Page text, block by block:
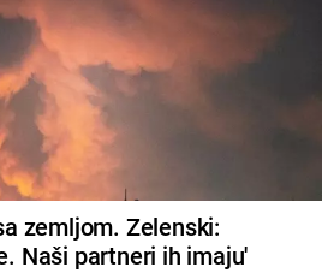
zemljom. Zelenski:
Naši partneri ih imaju'